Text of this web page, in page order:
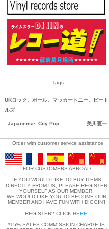
Tags
UKロック、ポール、マッカートニー、ビート
ルズ
Japanense. City Pop 美川憲一
Order with customer service assistance
FOR CUSTOMERS ABROAD
IF YOU WOULD LIKE TO BUY ITEMS
DIRECTLY FROM US, PLEASE REGISTER
YOURSELF AS OUR MEMBER.
WE WOULD LIKE YOU TO BECOME OUR
MEMBER AND HAVE FUN WITH DIGGIN'!
REGISTER? CLICK HERE
*15% SALES COMMISSION CHARGE IS